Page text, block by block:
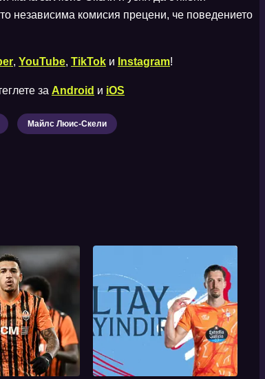
независима комисия прецени, че поведението
, YouTube, TikTok и Instagram!
за Android и iOS
Майлс Люис-Скели